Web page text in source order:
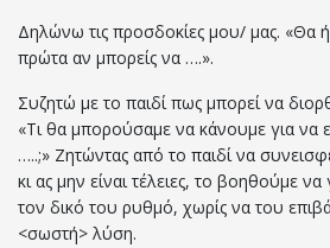
Δηλώνω τις προσδοκίες μου/ μας. «Θα
πρώτα αν μπορείς να ….».
Συζητώ με το παιδί πως μπορεί να
«Τι θα μπορούσαμε να κάνουμε για
…..;» Ζητώντας από το παιδί να
κι ας μην είναι τέλειες, το βοηθούμε
τον δικό του ρυθμό, χωρίς να του
<σωστή> λύση.